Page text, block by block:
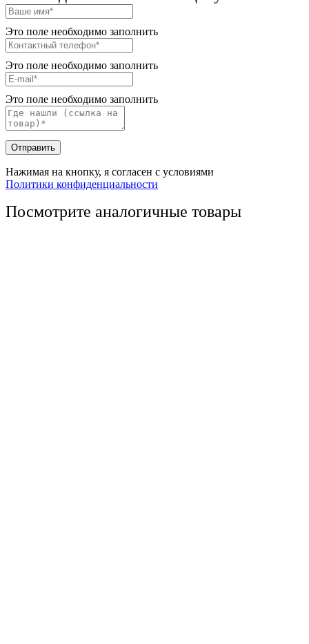
Это поле необходимо заполнить
Это поле необходимо заполнить
Это поле необходимо заполнить
Отправить
Нажимая на кнопку, я согласен с условиями
Политики конфиденциальности
Посмотрите аналогичные товары